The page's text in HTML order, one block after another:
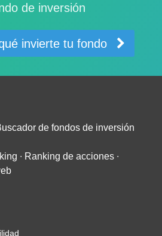
de inversión
invierte tu fondo
de fondos de inversión
∙ Ranking de acciones ∙